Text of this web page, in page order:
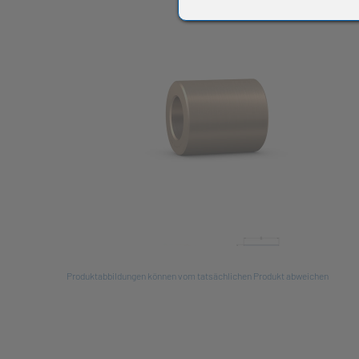
Produktabbildungen können vom tatsächlichen Produkt abweichen